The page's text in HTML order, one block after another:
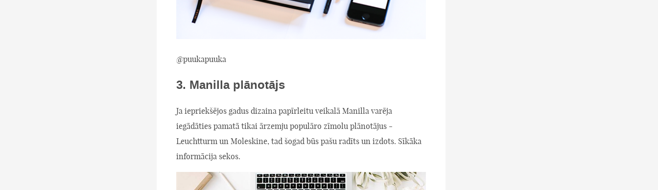
@puukapuuka
3. Manilla plānotājs
Ja iepriekšējos gadus dizaina papīrleitu veikalā Manilla varēja
iegādāties pamatā tikai ārzemju populāro zīmolu plānotājus -
Leuchtturm un Moleskine, tad šogad būs pašu radīts un izdots. Sīkāka
informācija sekos.